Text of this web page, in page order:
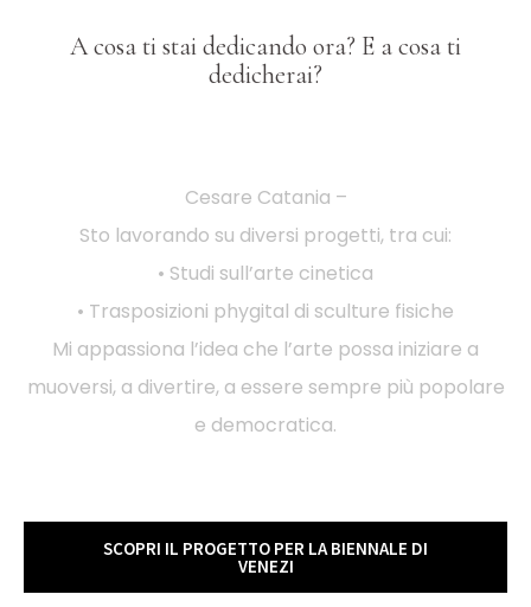
A cosa ti stai dedicando ora? E a cosa ti
dedicherai?
Cesare Catania –
Sto lavorando su diversi progetti, tra cui:
• Studi sull’arte cinetica
• Trasposizioni phygital di sculture fisiche
Mi appassiona l’idea che l’arte possa iniziare a
muoversi, a divertire, a essere sempre più popolare
e democratica.
SCOPRI IL PROGETTO PER LA BIENNALE DI
VENEZI